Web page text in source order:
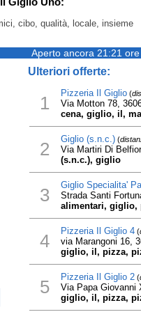
cibo, qualità, locale, insieme
Aperto ancora 21:21 ore
Ulteriori offerte:
1 Pizzeria Il Giglio(
Via Motton 78,
cena, giglio, il,
2 Giglio (s.n.c.)(
Via Martiri Di
(s.n.c.), giglio
3 Giglio Specialita'
Strada Santi
alimentari, giglio,
4 Pizzeria Il Giglio 4(
via Marangoni 16,
giglio, il, pizza,
5 Pizzeria Il Giglio 2(
Via Papa Giovanni
giglio, il, pizza,